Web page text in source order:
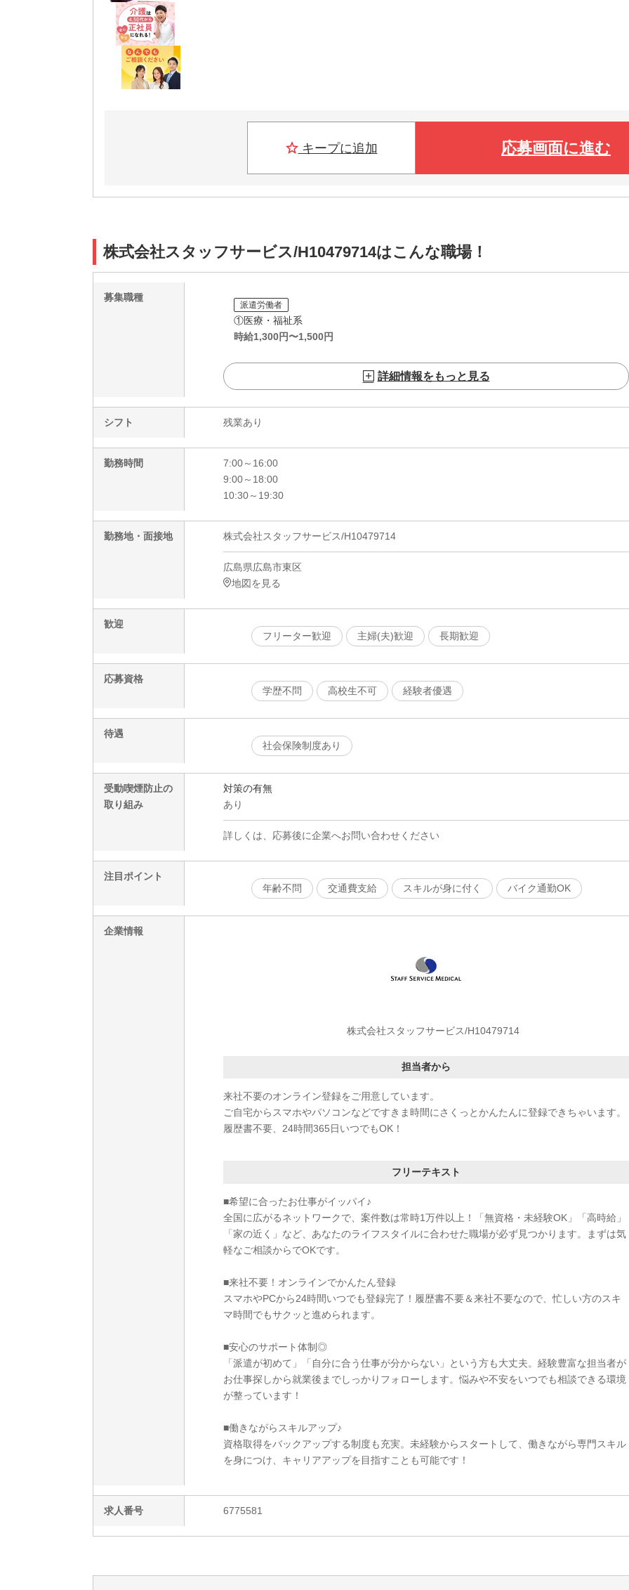
キープに追加 応募画面に進む
株式会社スタッフサービス/H10479714はこんな職場！
募集職種
派遣労働者
①医療・福祉系
時給1,300円〜1,500円
詳細情報をもっと見る
シフト 残業あり
勤務時間
7:00～16:00
9:00～18:00
10:30～19:30
勤務地・面接地 株式会社スタッフサービス/H10479714
広島県広島市東区
地図を見る
歓迎
フリーター歓迎
主婦(夫)歓迎 長期歓迎
応募資格
学歴不問
高校生不可 経験者優遇
待遇
社会保険制度あり
受動喫煙防止の
取り組み
対策の有無
あり
詳しくは、応募後に企業へお問い合わせください
注目ポイント
年齢不問
交通費支給 スキルが身に付く バイク通勤OK
企業情報
株式会社スタッフサービス/H10479714
担当者から
来社不要のオンライン登録をご用意しています。
ご自宅からスマホやパソコンなどですきま時間にさくっとかんたんに登録できちゃいます。
履歴書不要、24時間365日いつでもOK！
フリーテキスト
■希望に合ったお仕事がイッパイ♪
全国に広がるネットワークで、案件数は常時1万件以上！「無資格・未経験OK」「高時給」
「家の近く」など、あなたのライフスタイルに合わせた職場が必ず見つかります。まずは気
軽なご相談からでOKです。
■来社不要！オンラインでかんたん登録
スマホやPCから24時間いつでも登録完了！履歴書不要＆来社不要なので、忙しい方のスキ
マ時間でもサクッと進められます。
■安心のサポート体制◎
「派遣が初めて」「自分に合う仕事が分からない」という方も大丈夫。経験豊富な担当者が
お仕事探しから就業後までしっかりフォローします。悩みや不安をいつでも相談できる環境
が整っています！
■働きながらスキルアップ♪
資格取得をバックアップする制度も充実。未経験からスタートして、働きながら専門スキル
を身につけ、キャリアアップを目指すことも可能です！
求人番号 6775581